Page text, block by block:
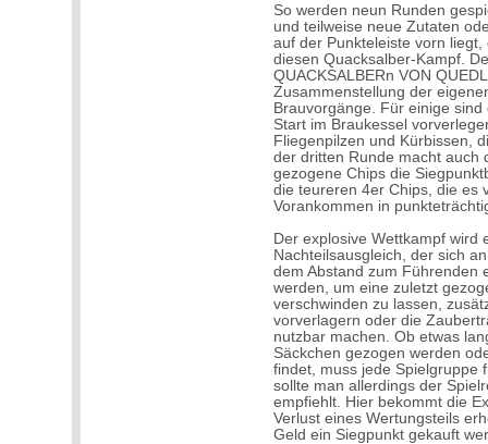
So werden neun Runden
und teilweise neue Zutaten
auf der Punkteleiste vorn
diesen Quacksalber-Kampf.
QUACKSALBERn VON
Zusammenstellung der
Brauvorgänge. Für einige
Start im Braukessel
Fliegenpilzen und Kürbissen,
der dritten Runde macht auch
gezogene Chips die
die teureren 4er Chips, die es
Vorankommen in
Der explosive Wettkampf wird
Nachteilsausgleich, der sich
dem Abstand zum Führenden
werden, um eine zuletzt
verschwinden zu lassen,
vorverlagern oder die
nutzbar machen. Ob etwas
Säckchen gezogen werden
findet, muss jede Spielgruppe
sollte man allerdings der
empfiehlt. Hier bekommt die
Verlust eines Wertungsteils
Geld ein Siegpunkt gekauft